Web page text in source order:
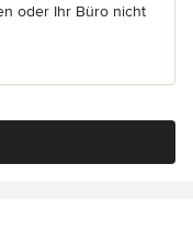
oder Ihr Büro nicht